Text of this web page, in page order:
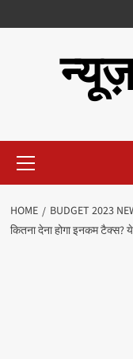
HOME
BUDGET 2023
कितना देना होगा इनकम